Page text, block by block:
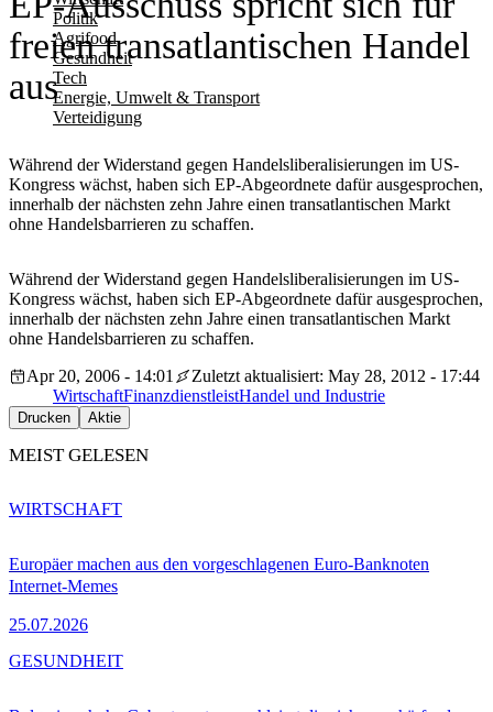
Politik
Agrifood
Gesundheit
Tech
Energie, Umwelt & Transport
Verteidigung
freien transatlantischen Handel
aus
Während der Widerstand gegen Handelsliberalisierungen im US-
Kongress wächst, haben sich EP-Abgeordnete dafür ausgesprochen,
innerhalb der nächsten zehn Jahre einen transatlantischen Markt
ohne Handelsbarrieren zu schaffen.
Während der Widerstand gegen Handelsliberalisierungen im US-
Kongress wächst, haben sich EP-Abgeordnete dafür ausgesprochen,
innerhalb der nächsten zehn Jahre einen transatlantischen Markt
ohne Handelsbarrieren zu schaffen.
Apr 20, 2006 - 14:01
Zuletzt aktualisiert: May 28, 2012 - 17:44
WirtschaftFinanzdienstleistHandel und Industrie
Drucken Aktie
MEIST GELESEN
Europäer machen aus den vorgeschlagenen Euro-Banknoten
Internet-Memes
25.07.2026
WIRTSCHAFT
GESUNDHEIT